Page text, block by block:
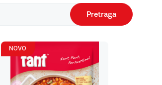
Pretraga
NOVO